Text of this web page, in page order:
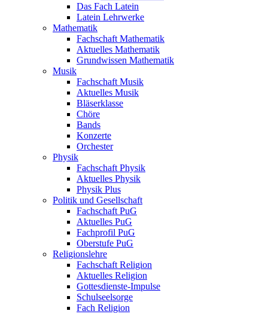
Das Fach Latein
Latein Lehrwerke
Mathematik
Fachschaft Mathematik
Aktuelles Mathematik
Grundwissen Mathematik
Musik
Fachschaft Musik
Aktuelles Musik
Bläserklasse
Chöre
Bands
Konzerte
Orchester
Physik
Fachschaft Physik
Aktuelles Physik
Physik Plus
Politik und Gesellschaft
Fachschaft PuG
Aktuelles PuG
Fachprofil PuG
Oberstufe PuG
Religionslehre
Fachschaft Religion
Aktuelles Religion
Gottesdienste-Impulse
Schulseelsorge
Fach Religion